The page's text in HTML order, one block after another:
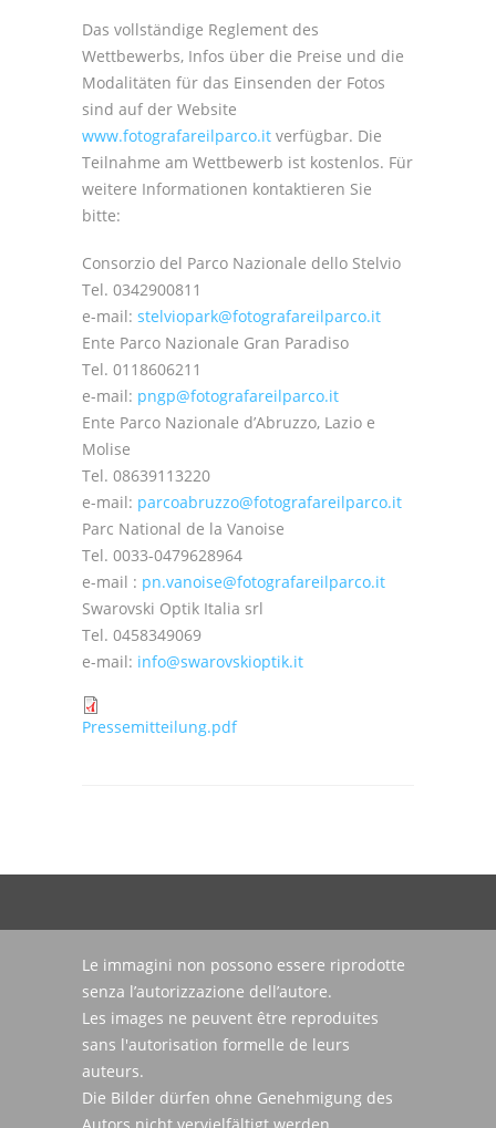
Das vollständige Reglement des
Wettbewerbs, Infos über die Preise und die
Modalitäten für das Einsenden der Fotos
sind auf der Website
www.fotografareilparco.it verfügbar. Die
Teilnahme am Wettbewerb ist kostenlos. Für
weitere Informationen kontaktieren Sie
bitte:
Consorzio del Parco Nazionale dello Stelvio
Tel. 0342900811
e-mail: stelviopark@fotografareilparco.it
Ente Parco Nazionale Gran Paradiso
Tel. 0118606211
e-mail: pngp@fotografareilparco.it
Ente Parco Nazionale d’Abruzzo, Lazio e
Molise
Tel. 08639113220
e-mail: parcoabruzzo@fotografareilparco.it
Parc National de la Vanoise
Tel. 0033-0479628964
e-mail : pn.vanoise@fotografareilparco.it
Swarovski Optik Italia srl
Tel. 0458349069
e-mail: info@swarovskioptik.it
Pressemitteilung.pdf
Le immagini non possono essere riprodotte
senza l’autorizzazione dell’autore.
Les images ne peuvent être reproduites
sans l'autorisation formelle de leurs
auteurs.
Die Bilder dürfen ohne Genehmigung des